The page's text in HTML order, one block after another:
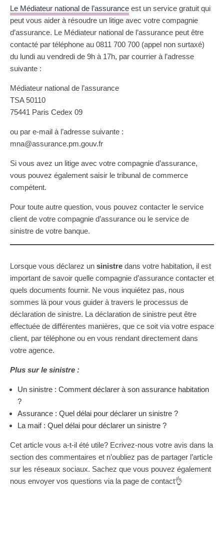
Le Médiateur national de l’assurance est un service gratuit qui
peut vous aider à résoudre un litige avec votre compagnie
d’assurance. Le Médiateur national de l’assurance peut être
contacté par téléphone au 0811 700 700 (appel non surtaxé)
du lundi au vendredi de 9h à 17h, par courrier à l’adresse
suivante :
Médiateur national de l’assurance
TSA 50110
75441 Paris Cedex 09
ou par e-mail à l’adresse suivante :
mna@assurance.pm.gouv.fr
Si vous avez un litige avec votre compagnie d’assurance,
vous pouvez également saisir le tribunal de commerce
compétent.
Pour toute autre question, vous pouvez contacter le service
client de votre compagnie d’assurance ou le service de
sinistre de votre banque.
Lorsque vous déclarez un sinistre dans votre habitation, il est
important de savoir quelle compagnie d’assurance contacter et
quels documents fournir. Ne vous inquiétez pas, nous
sommes là pour vous guider à travers le processus de
déclaration de sinistre. La déclaration de sinistre peut être
effectuée de différentes manières, que ce soit via votre espace
client, par téléphone ou en vous rendant directement dans
votre agence.
Plus sur le sinistre :
Un sinistre : Comment déclarer à son assurance habitation
?
Assurance : Quel délai pour déclarer un sinistre ?
La maif : Quel délai pour déclarer un sinistre ?
Cet article vous a-t-il été utile? Ecrivez-nous votre avis dans la
section des commentaires et n’oubliez pas de partager l’article
sur les réseaux sociaux. Sachez que vous pouvez également
nous envoyer vos questions via la page de contact👌